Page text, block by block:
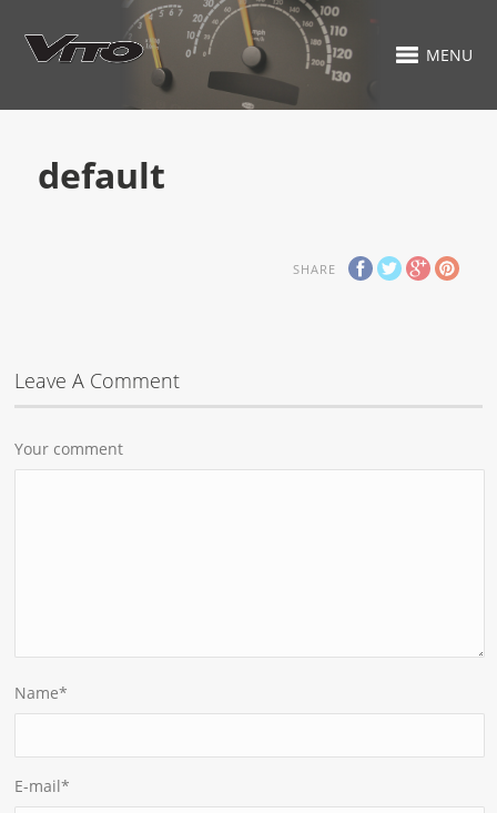
MENU
default
SHARE
Leave A Comment
Your comment
Name*
E-mail*